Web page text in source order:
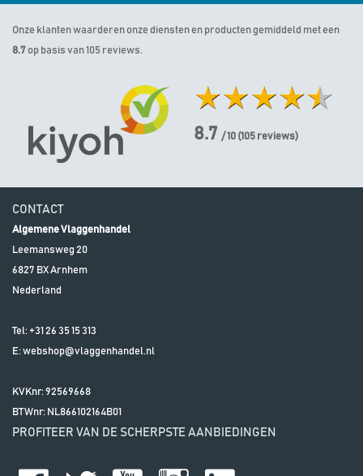
Onze klanten waarderen onze diensten en producten gemiddeld met een
8.7 op basis van 105 reviews.
8.7 / 10 (105 reviews)
CONTACT
Algemene Vlaggenhandel
Leemansweg 20
6827 BXArnhem
Nederland
Tel: +31 26 35 15 313
E:webshop@vlaggenhandel.nl
KVKnr: 92569668
BTWnr: NL866102164B01
PROFITEER VAN DE SCHERPSTE AANBIEDINGEN